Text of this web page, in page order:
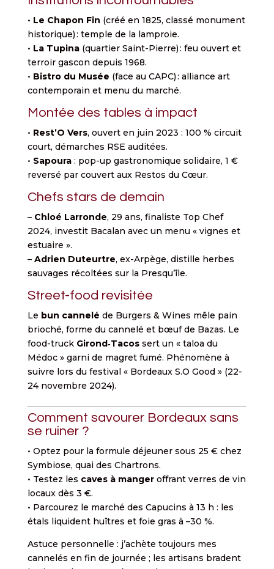
• Le Chapon Fin (créé en 1825, classé monument
historique) : temple de la lamproie.
• La Tupina(quartier Saint-Pierre) : feu ouvert et
terroir gascon depuis 1968.
• Bistro du Musée (face au CAPC) : alliance art
contemporain et menu du marché.
Montée des tables à impact
• Rest’O Vers, ouvert en juin 2023 : 100 % circuit
court, démarches RSE auditées.
• Sapoura: pop-up gastronomique solidaire, 1 €
reversé par couvert aux Restos du Cœur.
Chefs stars de demain
– Chloé Larronde, 29 ans, finaliste Top Chef
2024, investit Bacalan avec un menu « vignes et
estuaire ».
– Adrien Duteurtre, ex-Arpège, distille herbes
sauvages récoltées sur la Presqu’île.
Street-food revisitée
Le bun cannelé de Burgers & Wines mêle pain
brioché, forme du cannelé et bœuf de Bazas. Le
food-truck Girond‐Tacossert un « taloa du
Médoc » garni de magret fumé. Phénomène à
suivre lors du festival « Bordeaux S.O Good » (22-
24 novembre 2024).
Comment savourer Bordeaux sans
se ruiner ?
• Optez pour la formule déjeuner sous 25 € chez
Symbiose, quai des Chartrons.
• Testez les caves à mangeroffrant verres de vin
locaux dès 3 €.
• Parcourez le marché des Capucins à 13 h : les
étals liquident huîtres et foie gras à –30 %.
Astuce personnelle : j’achète toujours mes
cannelés en fin de journée ; les artisans bradent